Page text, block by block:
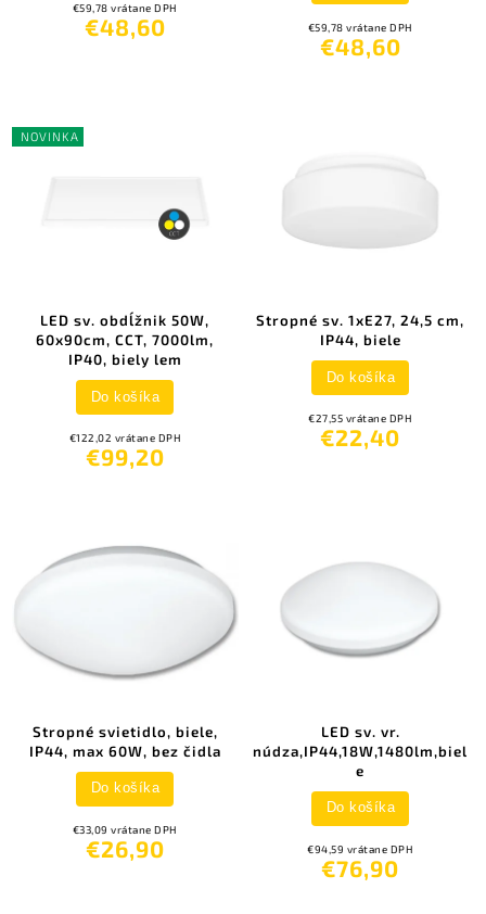
€59,78 vrátane DPH
€48,60 €59,78 vrátane DPH
€48,60
NOVINKA
LED sv. obdĺžnik 50W,
60x90cm, CCT, 7000lm,
IP40, biely lem
€122,02 vrátane DPH
€99,20
Do košíka
Stropné sv. 1xE27, 24,5 cm,
IP44, biele
€27,55 vrátane DPH
€22,40
Do košíka
Stropné svietidlo, biele,
IP44, max 60W, bez čidla
€33,09 vrátane DPH
€26,90
Do košíka
LED sv. vr.
núdza,IP44,18W,1480lm,biel
e
€94,59 vrátane DPH
€76,90
Do košíka